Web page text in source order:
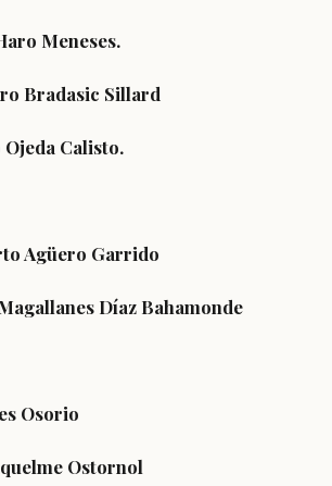
Meneses.
Bradasic Sillard
Calisto.
Agüero Garrido
Díaz Bahamonde
Osorio
Ostornol